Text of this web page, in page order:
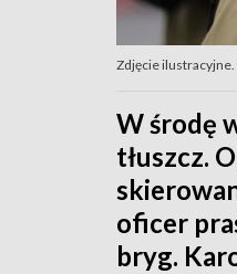
Zdjęcie ilustracyjne.
W środę
tłuszcz.
oficer
bryg.